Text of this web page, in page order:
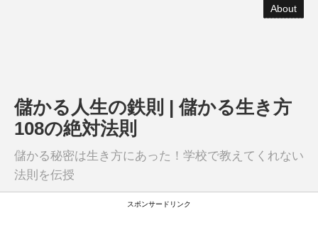
About
儲かる人生の鉄則 | 儲かる生き方
108の絶対法則
儲かる秘密は生き方にあった！学校で教えてくれない
法則を伝授
スポンサードリンク